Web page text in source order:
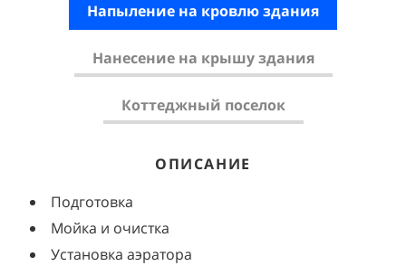
Напыление на кровлю здания
Нанесение на крышу здания
Коттеджный поселок
ОПИСАНИЕ
Подготовка
Мойка и очистка
Установка аэратора
ОПИСАНИЕ
Производится демонтаж
Подготовка перед нанесением
Работы любой сложности
ОПИСАНИЕ
Задача от заказчика сделать кровельный
пирог
Подготовка поверхности